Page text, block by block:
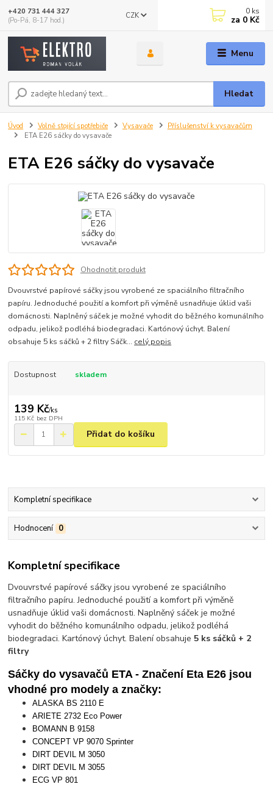
Menu
CZK
Hledat
+420 731 444 327
(Po-Pá, 8-17 hod.)
0 ks
za 0 Kč
Úvod Volně stojící spotřebiče Vysavače
Příslušenství k vysavačům
ETA E26 sáčky do vysavače
ETA E26 sáčky do vysavače
Ohodnotit produkt
Dvouvrstvé papírové sáčky jsou vyrobené ze spaciálního filtračního
papíru. Jednoduché použití a komfort při výměně usnadňuje úklid vaši
domácnosti. Naplněný sáček je možné vyhodit do běžného komunálního
odpadu, jelikož podléhá biodegradaci. Kartónový úchyt. Balení
obsahuje 5 ks sáčků + 2 filtry Sáčk... celý popis
Dostupnost skladem
139 Kč/ks
115 Kč bez DPH
Přidat do košíku
Kompletní specifikace
Hodnocení 0
Kompletní specifikace
Dvouvrstvé papírové sáčky jsou vyrobené ze spaciálního
filtračního papíru. Jednoduché použití a komfort při výměně
usnadňuje úklid vaši domácnosti. Naplněný sáček je možné
vyhodit do běžného komunálního odpadu, jelikož podléhá
biodegradaci. Kartónový úchyt. Balení obsahuje 5 ks sáčků + 2
filtry
Sáčky do vysavačů ETA - Značení Eta E26 jsou
vhodné pro modely a značky:
ALASKA BS 2110 E
ARIETE 2732 Eco Power
BOMANN B 9158
CONCEPT VP 9070 Sprinter
DIRT DEVIL M 3050
DIRT DEVIL M 3055
ECG VP 801